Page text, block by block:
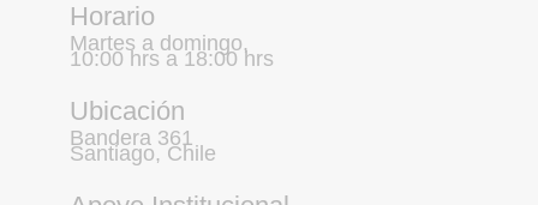
Horario
Martes a domingo,
10:00 hrs a 18:00 hrs
Ubicación
Bandera 361
Santiago, Chile